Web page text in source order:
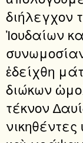
διήλεγχον
Ἰουδαίων
ἐδείχθη
διώκων
τέκνον